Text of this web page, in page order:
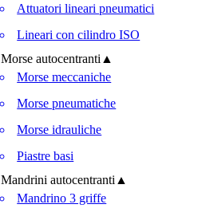
Attuatori lineari pneumatici
Lineari con cilindro ISO
Morse autocentranti ▲
Morse meccaniche
Morse pneumatiche
Morse idrauliche
Piastre basi
Mandrini autocentranti ▲
Mandrino 3 griffe